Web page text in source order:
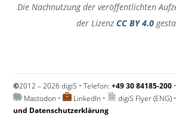
Die Nachnutzung der veröffentlichten
der Lizenz CC BY 4.0
©2012 – 2026 digiS • Telefon:+49 30 84185-200
Mastodon • LinkedIn • digiS Flyer (ENG)
und Datenschutzerklärung